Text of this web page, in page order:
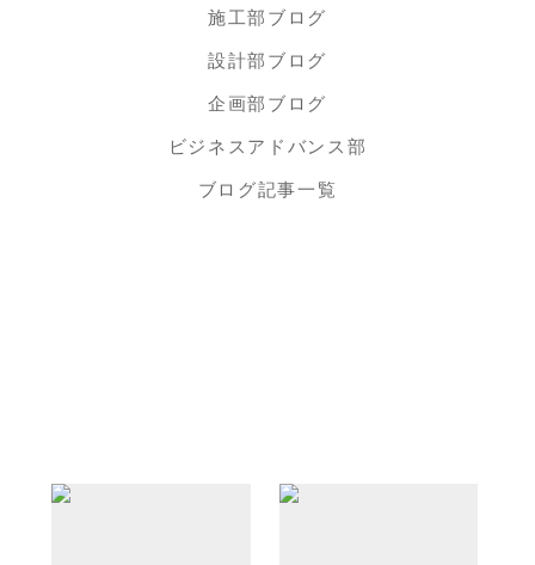
施工部ブログ
設計部ブログ
企画部ブログ
ビジネスアドバンス部
ブログ記事一覧